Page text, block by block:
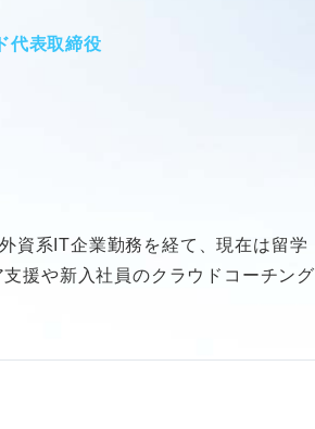
代表取締役
資系IT企業勤務を経て、現在は留学
援や新入社員のクラウドコーチング